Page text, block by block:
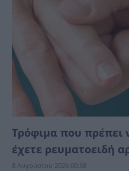
Τρόφιμα που πρέπει
έχετε ρευματοειδή
8 Αυγούστου 2026 00:38